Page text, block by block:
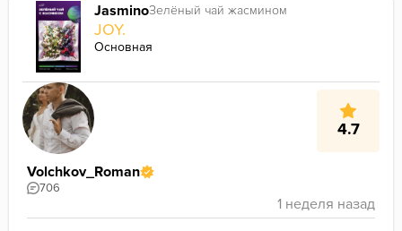
JasminoЗелёный чай жасмином
JOY.
Основная
4.7
Volchkov_Roman
706